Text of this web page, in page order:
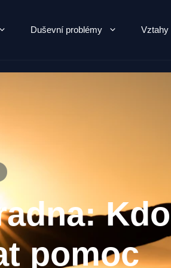
Duševní problémy Vztahy
Kdo
pomoc